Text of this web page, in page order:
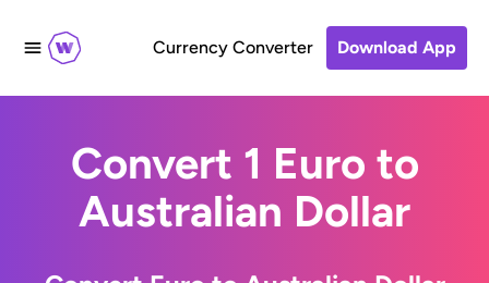
Currency Converter Download App
Convert 1 Euro to
Australian Dollar